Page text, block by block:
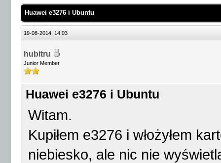
Huawei e3276 i Ubuntu
19-08-2014, 14:03
hubitru
Junior Member
Huawei e3276 i Ubuntu
Witam.
Kupiłem e3276 i włożyłem
niebiesko, ale nic nie